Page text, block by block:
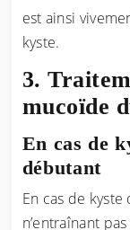
est ainsi
kyste.
mucoïde
En cas de
débutant
En cas de
n’entraînant